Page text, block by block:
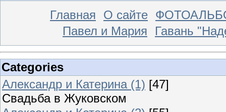
Главная
О сайте
Павел и Мария
Гавань
Categories
Александр и Катерина (1) [47]
Свадьба в Жуковском